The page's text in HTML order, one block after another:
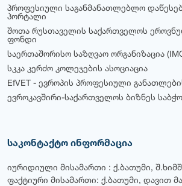
პროფესიული საგანმანათლებლო
პორტალი
შოთა რუსთაველის საქართველოს
ფონდი
საერთაშორისო საზღვაო ორგანიზაცია
სკკა კერძო კოლეჯების ასოციაცია
EfVET - ევროპის პროფესიული
ევროკავშირი-საქართველოს ბიზნეს საბჭო
საკონტაქტო ინფორმაცია
იურიდიული მისამართი : ქ.ბათუმი,
ფაქტიური მისამართი: ქ.ბათუმი, დავით